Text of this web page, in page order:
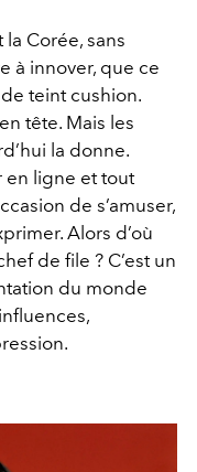
Corée, sans
à innover, que ce
teint cushion.
tête. Mais les
la donne.
en ligne et tout
de s’amuser,
Alors d’où
de file ? C’est un
du monde